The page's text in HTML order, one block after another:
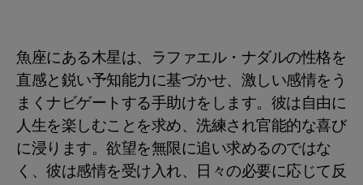
魚座にある木星は、ラファエル・ナダルの性格を
直感と鋭い予知能力に基づかせ、激しい感情をう
まくナビゲートする手助けをします。彼は自由に
人生を楽しむことを求め、洗練され官能的な喜び
に浸ります。欲望を無限に追い求めるのではな
く、彼は感情を受け入れ、日々の必要に応じて反